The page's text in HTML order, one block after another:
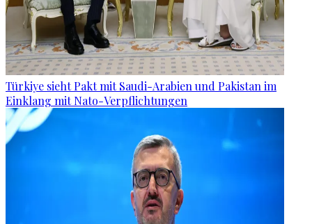
Türkiye sieht Pakt mit Saudi-Arabien und Pakistan im
Einklang mit Nato-Verpflichtungen